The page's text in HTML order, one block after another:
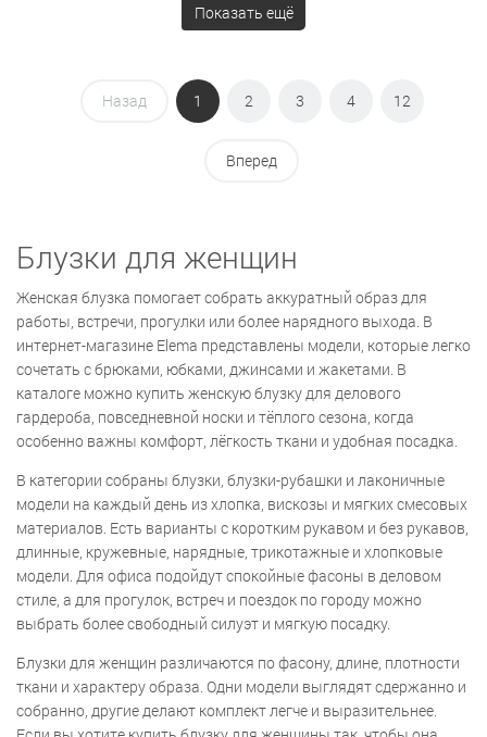
Показать ещё
Назад 1 2 3 4 12
Вперед
Блузки для женщин
Женская блузка помогает собрать аккуратный образ для
работы, встречи, прогулки или более нарядного выхода. В
интернет-магазине Elema представлены модели, которые легко
сочетать с брюками, юбками, джинсами и жакетами. В
каталоге можно купить женскую блузку для делового
гардероба, повседневной носки и тёплого сезона, когда
особенно важны комфорт, лёгкость ткани и удобная посадка.
В категории собраны блузки, блузки-рубашки и лаконичные
модели на каждый день из хлопка, вискозы и мягких смесовых
материалов. Есть варианты с коротким рукавом и без рукавов,
длинные, кружевные, нарядные, трикотажные и хлопковые
модели. Для офиса подойдут спокойные фасоны в деловом
стиле, а для прогулок, встреч и поездок по городу можно
выбрать более свободный силуэт и мягкую посадку.
Блузки для женщин различаются по фасону, длине, плотности
ткани и характеру образа. Одни модели выглядят сдержанно и
собранно, другие делают комплект легче и выразительнее.